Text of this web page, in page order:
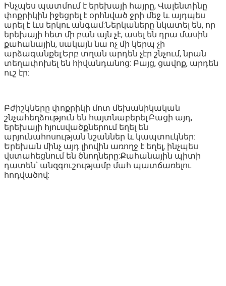
Ինչպես պատմում է երեխայի հայրը, Վալենտինը
փոքրիկին իջեցրել է օրհնված ջրի մեջ և այդպես
արել է ևս երկու անգամ:Ներկաները նկատել են, որ
երեխայի հետ մի բան այն չէ, ասել են դրա մասին
քահանային, սակայն նա ոչ մի կերպ չի
արձագանքել:Երբ տղան արդեն չէր շնչում, նրան
տեղափոխել են հիվանդանոց: Բայց, ցավոք, արդեն
ուշ էր:
Բժիշկները փոքրիկի մոտ մեխանիկական
շնչահեղձություն են հայտնաբերել:Բացի այդ,
երեխայի հյուսվածքներում եղել են
արյունահոսության նշաններ և կապտուկներ:
Երեխան մինչ այդ լիովին առողջ է եղել, ինչպես
վստահեցնում են ծնողները:Քահանային պիտի
դատեն՝ անզգուշությամբ մահ պատճառելու
հոդվածով: